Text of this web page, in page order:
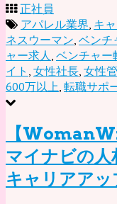
正社員
アパレル業界 キ
ネスウーマン ベンチ
ャー求人 ベンチャー
イト 女性社長 女性
600万以上 転職サポ
【
マイナビの人
キャリアアッ